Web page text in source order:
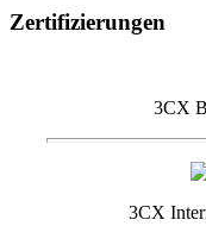
Zertifizierungen
3CX
3CX